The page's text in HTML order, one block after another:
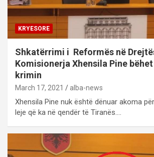
KRYESORE
Shkatërrimi i Reformës në
Komisionerja Xhensila Pine
krimin
March 17, 2021 alba-news
Xhensila Pine nuk është dënuar akoma
leje që ka në qendër të Tiranës.…